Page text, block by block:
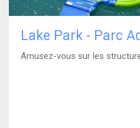
Lake Park - Parc
Amusez-vous sur les